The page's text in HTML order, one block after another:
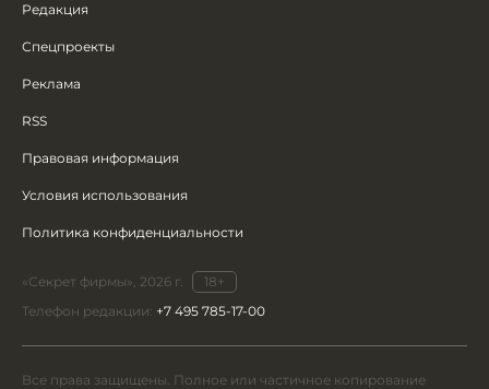
Редакция
Спецпроекты
Реклама
RSS
Правовая информация
Условия использования
Политика конфиденциальности
«Секрет фирмы», 2026 г.
18+
Телефон редакции: +7 495 785-17-00
Все права защищены. Полное или частичное копирование